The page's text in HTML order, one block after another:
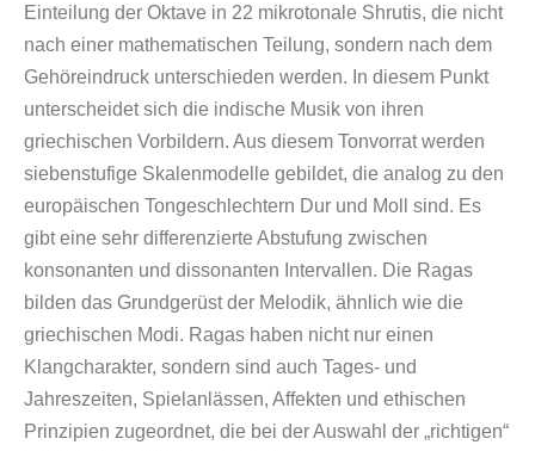
Einteilung der Oktave in 22 mikrotonale Shrutis, die nicht
nach einer mathematischen Teilung, sondern nach dem
Gehöreindruck unterschieden werden. In diesem Punkt
unterscheidet sich die indische Musik von ihren
griechischen Vorbildern. Aus diesem Tonvorrat werden
siebenstufige Skalenmodelle gebildet, die analog zu den
europäischen Tongeschlechtern Dur und Moll sind. Es
gibt eine sehr differenzierte Abstufung zwischen
konsonanten und dissonanten Intervallen. Die Ragas
bilden das Grundgerüst der Melodik, ähnlich wie die
griechischen Modi. Ragas haben nicht nur einen
Klangcharakter, sondern sind auch Tages- und
Jahreszeiten, Spielanlässen, Affekten und ethischen
Prinzipien zugeordnet, die bei der Auswahl der „richtigen“